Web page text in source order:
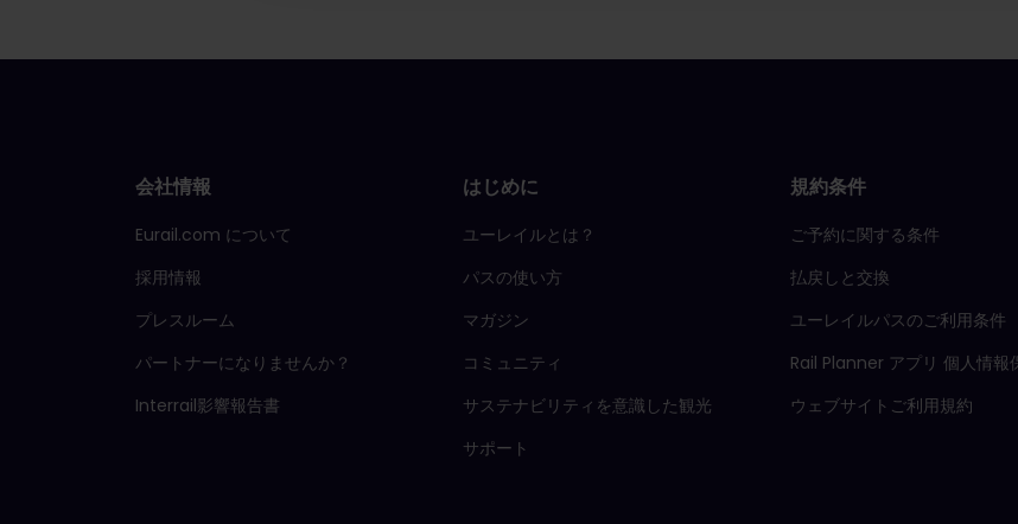
会社情報
Eurail.com について
採用情報
プレスルーム
パートナーになりませんか？
Interrail影響報告書
はじめに
ユーレイルとは？
パスの使い方
マガジン
コミュニティ
サステナビリティを意識した観光
サポート
規約条件
ご予約に関する条件
払戻しと交換
ユーレイルパスのご利用条件
Rail Planner アプリ 個人情報
ウェブサイトご利用規約